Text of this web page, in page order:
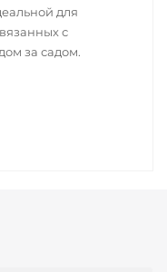
для
с
за садом.